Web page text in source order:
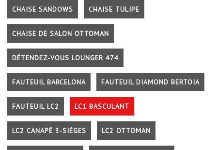
CHAISE SANDOWS CHAISE TULIPE
CHAISE DE SALON OTTOMAN
DÉTENDEZ-VOUS LOUNGER 474
FAUTEUIL BARCELONA FAUTEUIL DIAMOND BERTOIA
FAUTEUIL LC2 LC1 BASCULANT
LC2 CANAPÉ 3-SIÉGES LC2 OTTOMAN